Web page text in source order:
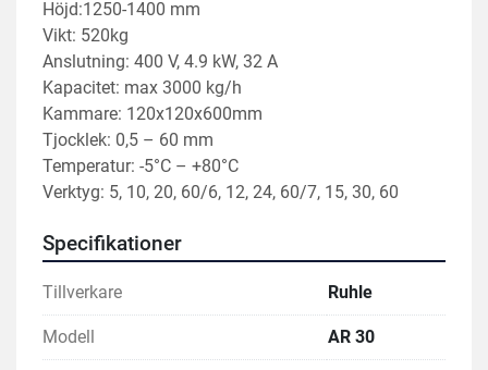
Höjd:1250-1400 mm
Vikt: 520kg
Anslutning: 400 V, 4.9 kW, 32 A
Kapacitet: max 3000 kg/h
Kammare: 120x120x600mm
Tjocklek: 0,5 – 60 mm
Temperatur: -5°C – +80°C
Verktyg: 5, 10, 20, 60/6, 12, 24, 60/7, 15, 30, 60
Specifikationer
Tillverkare Ruhle
Modell AR 30